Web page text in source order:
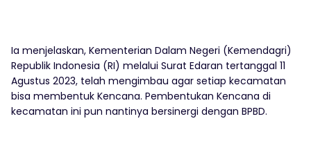
Ia menjelaskan, Kementerian Dalam Negeri (Kemendagri)
Republik Indonesia (RI) melalui Surat Edaran tertanggal 11
Agustus 2023, telah mengimbau agar setiap kecamatan
bisa membentuk Kencana. Pembentukan Kencana di
kecamatan ini pun nantinya bersinergi dengan BPBD.